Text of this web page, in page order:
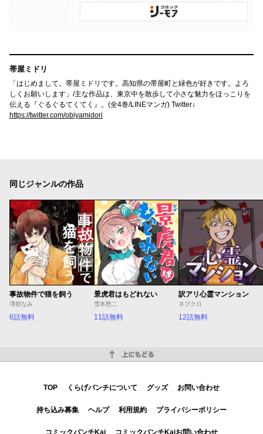
帯屋ミドリ
「はじめまして。帯屋ミドリです。高知県の帯屋町と緑色が好きです。よろ
しくお願いします」/主な作品は、東京中を散歩して小さな魅力をほっこりを
伝える『ぐるぐるてくてく』。(全4巻/LINEマンガ) Twitter↓
https://twitter.com/obiyamidori
同じジャンルの作品
事故物件で猫を飼う
澤部なみ
6話無料
景虎君はもどれない
雪本愁二
11話無料
訳アリ心霊マンション
ネブクロ
12話無料
TOP くらげバンチについて グッズ お問い合わせ
持ち込み募集 ヘルプ 利用規約 プライバシーポリシー
コミックバンチKai コミックバンチKaiお問い合わせ